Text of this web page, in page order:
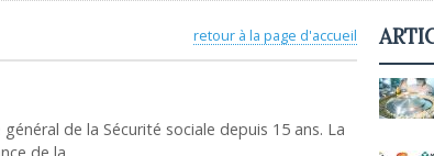
retour à la page d'accueil
de la Sécurité sociale depuis 15 ans. La